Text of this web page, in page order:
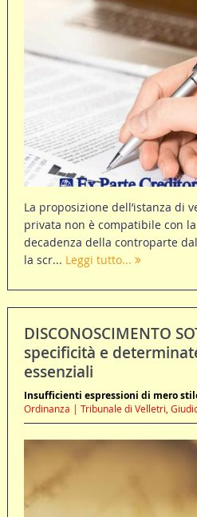
La proposizione dell’istanza di
privata non è compatibile con
decadenza della controparte
la scr... Leggi tutto...
DISCONOSCIMENTO
specificità e
essenziali
Insufficienti espressioni di mero
Ordinanza | Tribunale di Velletri,